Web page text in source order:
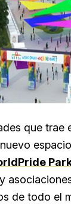
que trae
de todo el